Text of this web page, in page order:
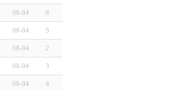
08-04 6
08-04 5
08-04 2
08-04 3
08-04 4